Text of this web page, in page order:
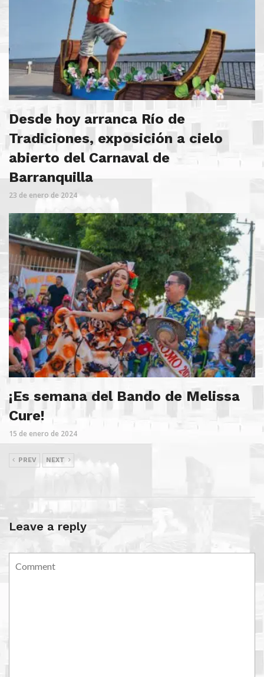
Desde hoy arranca Río de
Tradiciones, exposición a cielo
abierto del Carnaval de
Barranquilla
23 de enero de 2024
¡Es semana del Bando de Melissa
Cure!
15 de enero de 2024
PREV NEXT
Leave a reply